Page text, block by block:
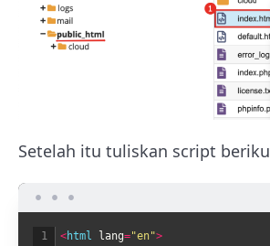
Setelah itu tuliskan script
1
<html lang="en">